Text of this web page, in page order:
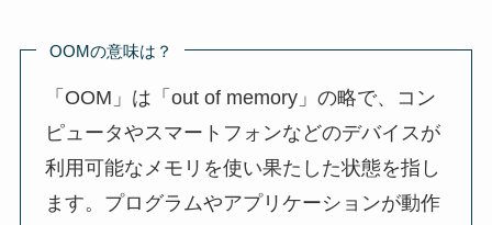
OOMの意味は？
「OOM」は「out of memory」の略で、コン
ピュータやスマートフォンなどのデバイスが
利用可能なメモリを使い果たした状態を指し
ます。プログラムやアプリケーションが動作